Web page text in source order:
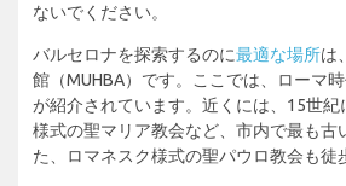
ないでください。
バルセロナを探索するのに最適な場所は
館（MUHBA）です。ここでは、ローマ
が紹介されています。近くには、15世紀
様式の聖マリア教会など、市内で最も古
た、ロマネスク様式の聖パウロ教会も徒